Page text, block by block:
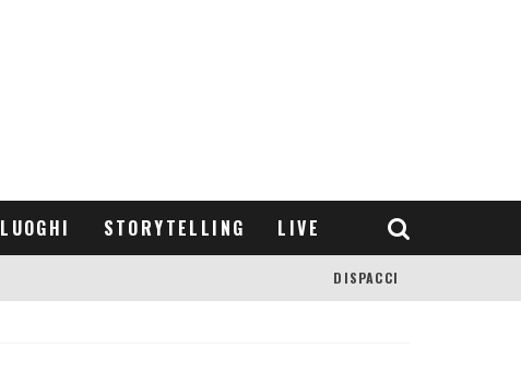
STORYTELLING LIVE
DISPACCI